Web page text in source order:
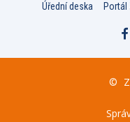
Úřední deska Portál
©